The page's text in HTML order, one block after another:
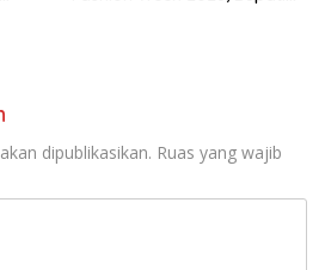
dipublikasikan. Ruas yang wajib